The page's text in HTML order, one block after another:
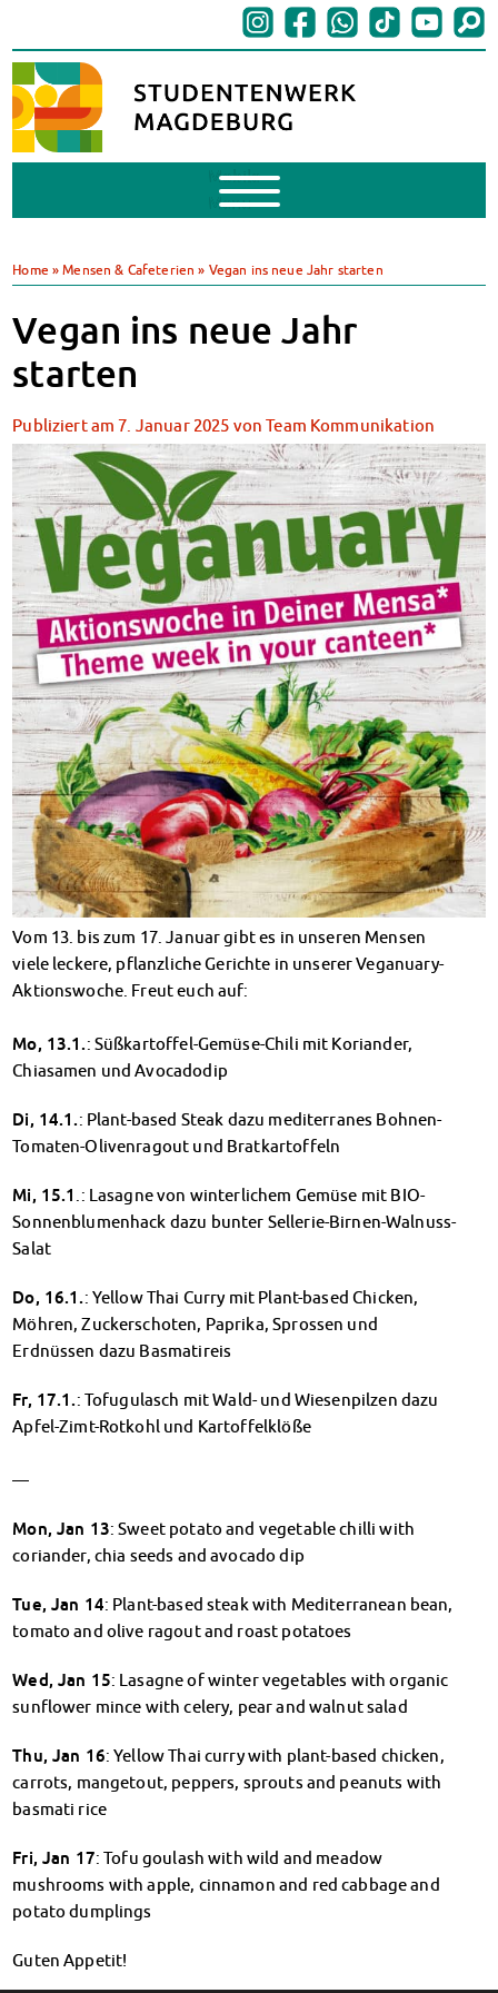
Mobile
Menu
BAföG beantragen
BAföG-FAQs
Dokumente
BAföG-Sprechstunden
Kredite & Stipendien
Mensen & Cafeterien
Heute in unseren Mensen
JoGo – Studibar + Eventspace
Klimabewusst essen
Mensa-FAQs
CampusCatering
MensaFeedback
AnsprechpartnerInnen
Wohnen
Wohnheime im Überblick
Wohnheime in Magdeburg
Wohnheime in Wernigerode
Wohnheimantrag & -service
MIT einander – FÜR einander
Wohnheimtutoren
Schadensmeldung
Wohnen-FAQ
Dokumente
AnsprechpartnerInnen
Soziales & Beratung
Sozialberatung
Rückerstattung Semesterbeitrag
PsychoSoziale Beratung
Anmeldung Sonderveranstaltungen
Rechtsberatung
FAQs Soziales & Beratung
Dokumente
AnsprechpartnerInnen
Kultur & Internationales
Beratung für Internationals
Wohnen für Internationals
Kulturförderung
KreativWorkshops
Kita CampusKids
Voranmeldung KiTa-Platz
Randzeitenbetreuung
Anmeldung
AnsprechpartnerInnen
Über uns
Beratungstermine im Überblick
Unsere Organisation
Verwaltungsrat
Lageplan
Dokumente
AnsprechpartnerInnen
Home »Mensen & Cafeterien » Vegan ins neue Jahr starten
Vegan ins neue Jahr
starten
Publiziert am 7. Januar 2025 von Team Kommunikation
Vom 13. bis zum 17. Januar gibt es in unseren Mensen
viele leckere, pflanzliche Gerichte in unserer Veganuary-
Aktionswoche. Freut euch auf:
Mo, 13.1. : Süßkartoffel-Gemüse-Chili mit Koriander,
Chiasamen und Avocadodip
Di, 14.1. : Plant-based Steak dazu mediterranes Bohnen-
Tomaten-Olivenragout und Bratkartoffeln
Mi, 15.1 .: Lasagne von winterlichem Gemüse mit BIO-
Sonnenblumenhack dazu bunter Sellerie-Birnen-Walnuss-
Salat
Do, 16.1. : Yellow Thai Curry mit Plant-based Chicken,
Möhren, Zuckerschoten, Paprika, Sprossen und
Erdnüssen dazu Basmatireis
Fr, 17.1. : Tofugulasch mit Wald- und Wiesenpilzen dazu
Apfel-Zimt-Rotkohl und Kartoffelklöße
—
Mon, Jan 13: Sweet potato and vegetable chilli with
coriander, chia seeds and avocado dip
Tue, Jan 14: Plant-based steak with Mediterranean bean,
tomato and olive ragout and roast potatoes
Wed, Jan 15: Lasagne of winter vegetables with organic
sunflower mince with celery, pear and walnut salad
Thu, Jan 16: Yellow Thai curry with plant-based chicken,
carrots, mangetout, peppers, sprouts and peanuts with
basmati rice
Fri, Jan 17: Tofu goulash with wild and meadow
mushrooms with apple, cinnamon and red cabbage and
potato dumplings
Guten Appetit!